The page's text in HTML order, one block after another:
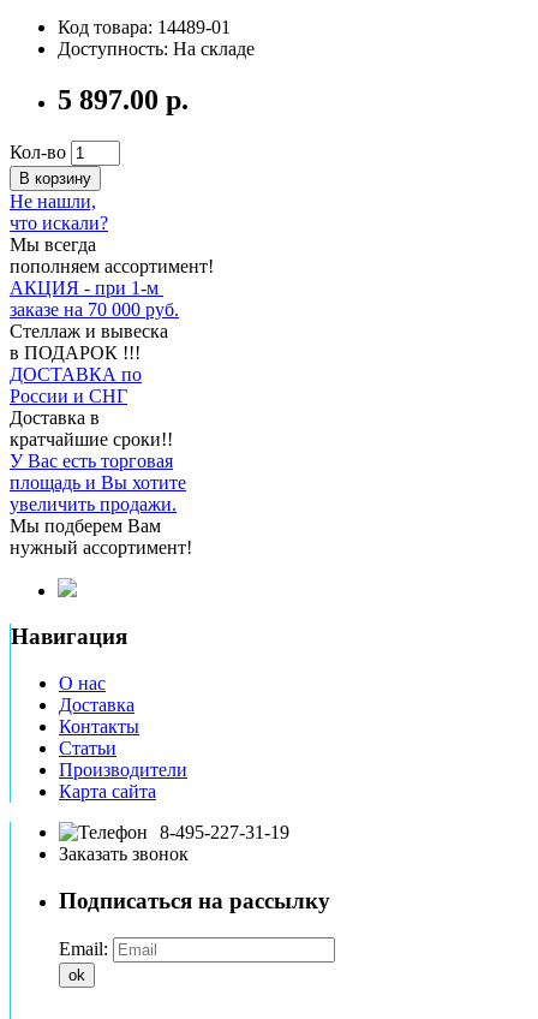
Код товара: 14489-01
Доступность: На складе
5 897.00 р.
Кол-во
В корзину
Не нашли,
что искали?
Мы всегда
пополняем ассортимент!
АКЦИЯ - при 1-м
заказе на 70 000 руб.
Стеллаж и вывеска
в ПОДАРОК !!!
ДОСТАВКА по
России и СНГ
Доставка в
кратчайшие сроки!!
У Вас есть торговая
площадь и Вы хотите
увеличить продажи.
Мы подберем Вам
нужный ассортимент!
Навигация
О нас
Доставка
Контакты
Статьи
Производители
Карта сайта
8-495-227-31-19
Заказать звонок
Подписаться на рассылку
Email:
ok